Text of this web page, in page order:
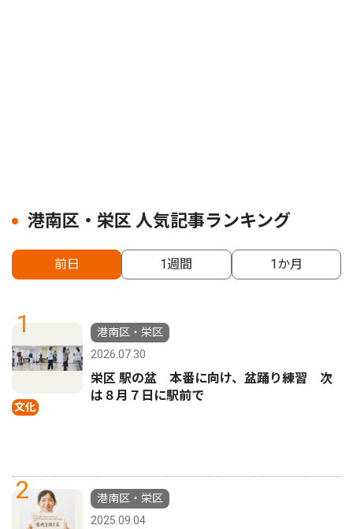
港南区・栄区 人気記事ランキング
前日 1週間 1か月
1
文化
港南区・栄区
2026.07.30
栄区 駅の盆 本番に向け、盆踊り練習 次
は８月７日に駅前で
2
港南区・栄区
2025.09.04